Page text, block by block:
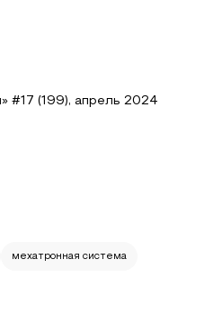
#17 (199), апрель 2024
мехатронная система